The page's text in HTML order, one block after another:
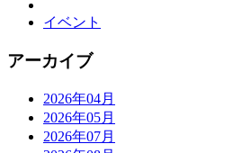
イベント
アーカイブ
2026年04月
2026年05月
2026年07月